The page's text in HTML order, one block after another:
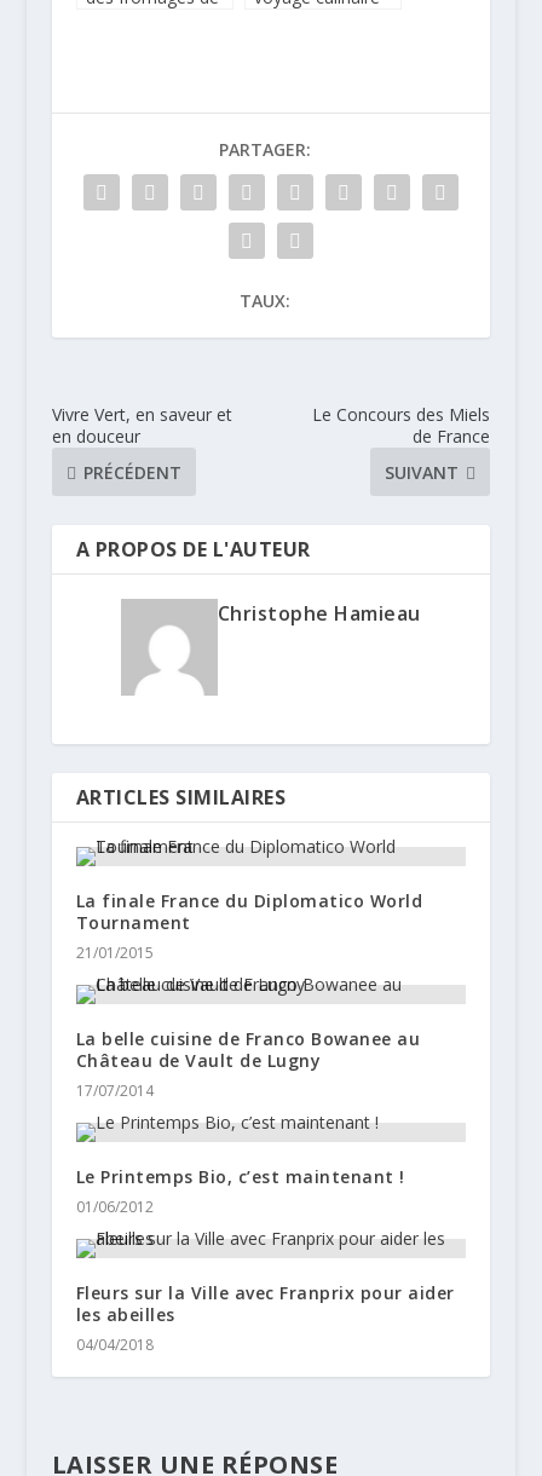
PARTAGER:
TAUX:
Vivre Vert, en saveur et
en douceur
PRÉCÉDENT
Le Concours des Miels
de France
SUIVANT
A PROPOS DE L'AUTEUR
Christophe Hamieau
ARTICLES SIMILAIRES
La finale France du Diplomatico World
Tournament
21/01/2015
La belle cuisine de Franco Bowanee au
Château de Vault de Lugny
17/07/2014
Le Printemps Bio, c’est maintenant !
01/06/2012
Fleurs sur la Ville avec Franprix pour aider
les abeilles
04/04/2018
LAISSER UNE RÉPONSE